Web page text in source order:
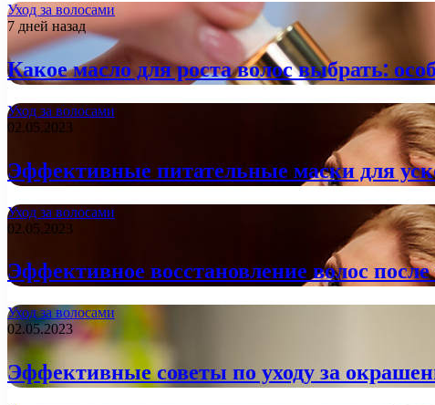
Уход за волосами
7 дней назад
Какое масло для роста волос выбрать:
Уход за волосами
02.05.2023
Эффективные питательные маски для
Уход за волосами
02.05.2023
Эффективное восстановление волос
Уход за волосами
02.05.2023
Эффективные советы по уходу за